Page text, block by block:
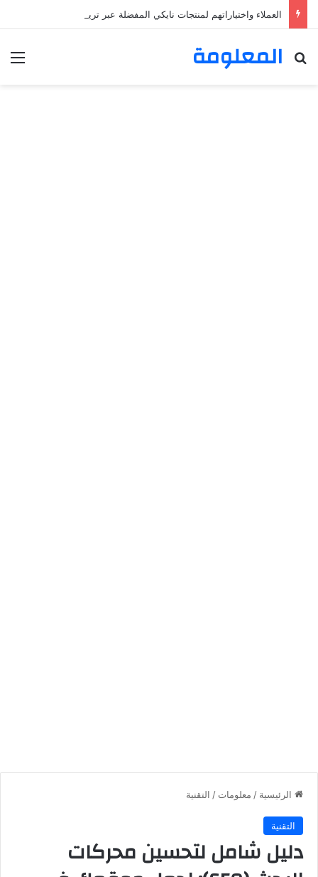
المعلومة
بحث عن
الرئيسية / معلومات / التقنية
التقنية
دليل شامل لتحسين محركات